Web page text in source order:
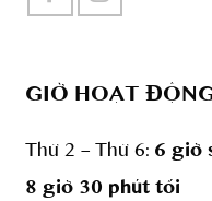
GIỜ HOẠT
Thứ 2 – Thứ 6: 6 giờ
8 giờ 30 phút tối